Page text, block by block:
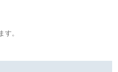
す。